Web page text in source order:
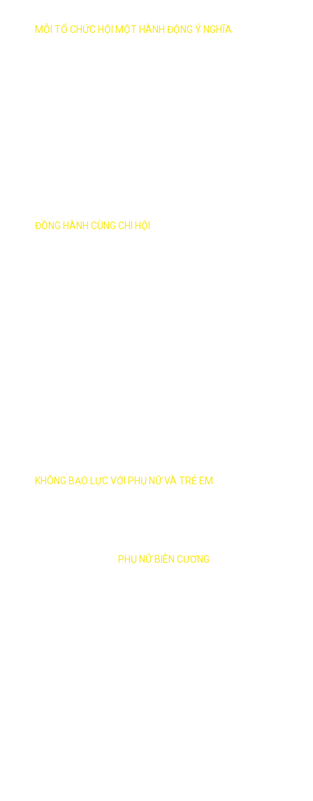
MỖI TỔ CHỨC HỘI MỘT HÀNH ĐỘNG Ý NGHĨA
ĐỒNG HÀNH CÙNG CHI HỘI
KHÔNG BẠO LỰC VỚI PHỤ NỮ VÀ TRẺ EM
PHỤ NỮ BIÊN CƯƠNG